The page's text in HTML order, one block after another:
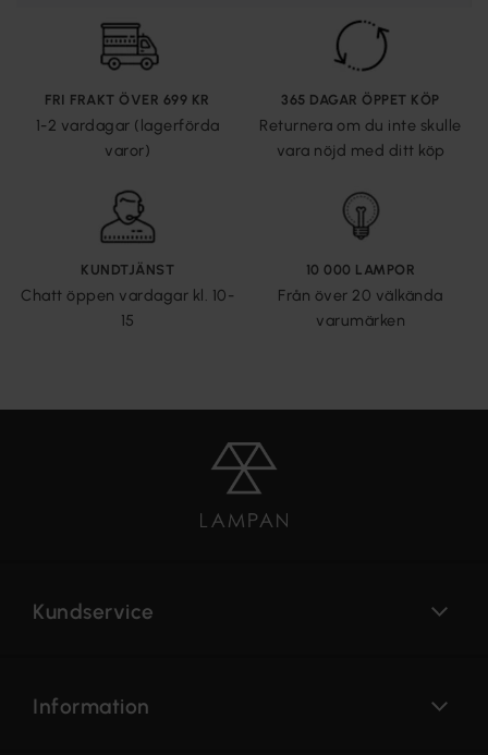
FRI FRAKT ÖVER 699 KR
1-2 vardagar (lagerförda
varor)
365 DAGAR ÖPPET KÖP
Returnera om du inte skulle
vara nöjd med ditt köp
KUNDTJÄNST
Chatt öppen vardagar kl. 10-
15
10 000 LAMPOR
Från över 20 välkända
varumärken
Kundservice
Information